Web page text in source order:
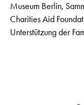
Museum Berlin,
Charities Aid
Unterstützung der